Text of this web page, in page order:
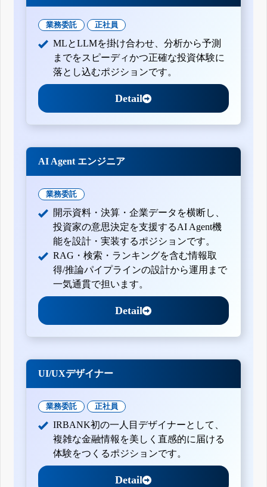
業務委託 正社員
MLとLLMを掛け合わせ、分析から予測
までをスピーディかつ正確な投資体験に
落とし込むポジションです。
Detail
AI Agent エンジニア
業務委託
開示資料・決算・企業データを横断し、
投資家の意思決定を支援するAI Agent機
能を設計・実装するポジションです。
RAG・検索・ランキングを含む情報取
得/推論パイプラインの設計から運用まで
一気通貫で担います。
Detail
UI/UXデザイナー
業務委託 正社員
IRBANK初の一人目デザイナーとして、
複雑な金融情報を美しく直感的に届ける
体験をつくるポジションです。
Detail